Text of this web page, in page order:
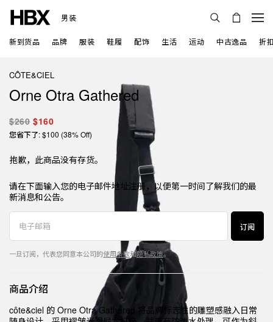
男装
新到货品 品牌 服装 鞋履 配饰 生活 运动 中古逸品 折
CÔTE&CIEL
Orne Otra Gathered
$260 $160
您省下了: $100 (38% Off)
抱歉，此商品没有存货。
请在下面输入您的电子邮件地址注册，以便第一时间了解我们的最
新消息和公告。
订阅
一旦订阅，代表您同意本公司的使用条款和隐私政策。
商品介绍
côte&ciel 的 Orne Otra Gathered 将品牌标志性的雕塑感融入日常